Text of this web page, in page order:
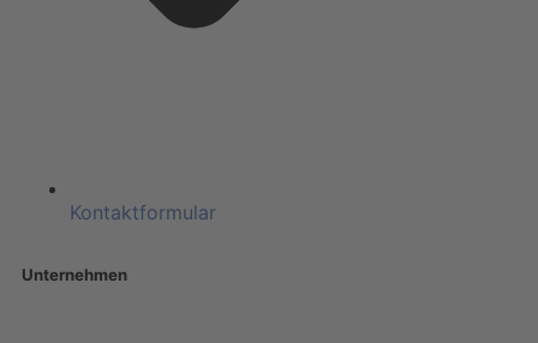
Kontaktformular
Unternehmen